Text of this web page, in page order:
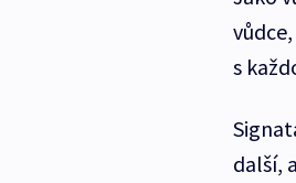
s
další,